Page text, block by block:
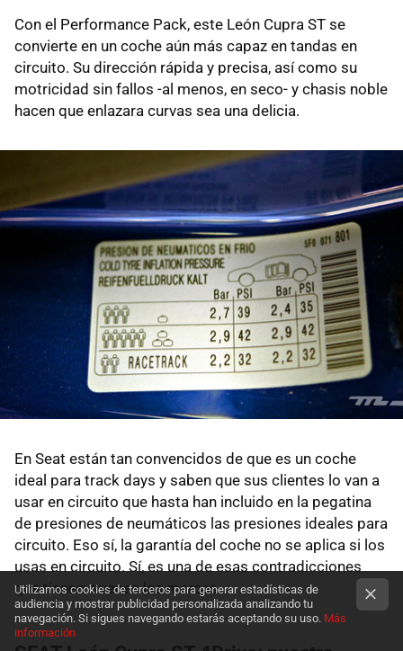
Con el Performance Pack, este León Cupra ST se
convierte en un coche aún más capaz en tandas en
circuito. Su dirección rápida y precisa, así como su
motricidad sin fallos -al menos, en seco- y chasis noble
hacen que enlazara curvas sea una delicia.
En Seat están tan convencidos de que es un coche
ideal para track days y saben que sus clientes lo van a
usar en circuito que hasta han incluido en la pegatina
de presiones de neumáticos las presiones ideales para
circuito. Eso sí, la garantía del coche no se aplica si los
usas en circuito. Sí, es una de esas contradicciones
que tienen a veces las marcas.
Utilizamos cookies de terceros para generar estadísticas de
audiencia y mostrar publicidad personalizada analizando tu
navegación. Si sigues navegando estarás aceptando su uso. Más
información